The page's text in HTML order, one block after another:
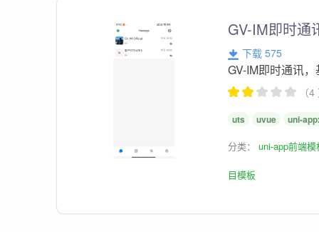
GV-IM即时通
下载 575
GV-IM即时通讯
（
uts uvue uni-
分类：uni-app前端模
目模板